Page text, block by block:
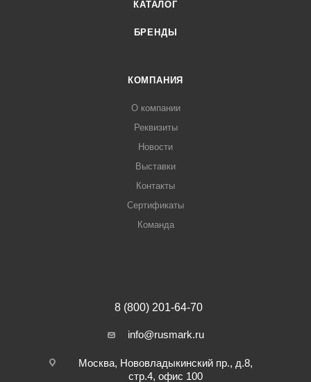
КАТАЛОГ
БРЕНДЫ
КОМПАНИЯ
О компании
Реквизиты
Новости
Выставки
Контакты
Сертификаты
Команда
8 (800) 201-64-70
info@rusmark.ru
Москва, Нововладыкинский пр., д.8,
стр.4, офис 100